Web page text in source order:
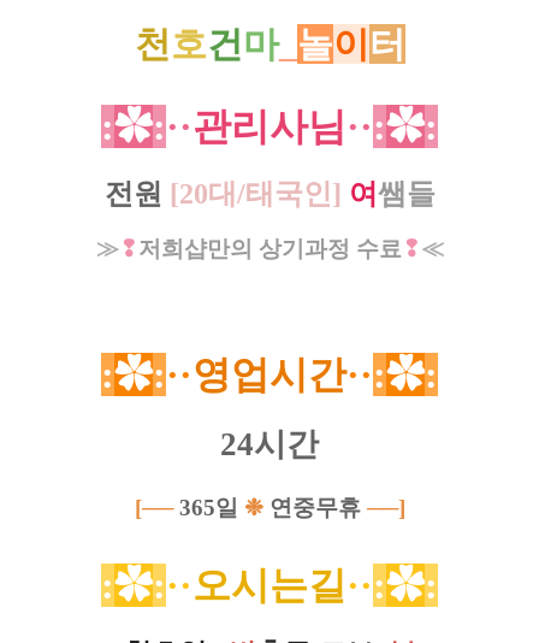
천호건마_ 놀이 터
:✿:··관리사님··:✿:
전원 [20대/태국인] 여쌤들
≫❢저희샵만의 상기과정 수료 ❢≪
:✿:··영업시간··:✿:
24시간
[──365일 ❉연중무휴 ──]
:✿:··오시는길··:✿: